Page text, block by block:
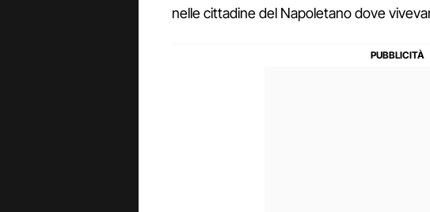
nelle cittadine del Napoletano dove